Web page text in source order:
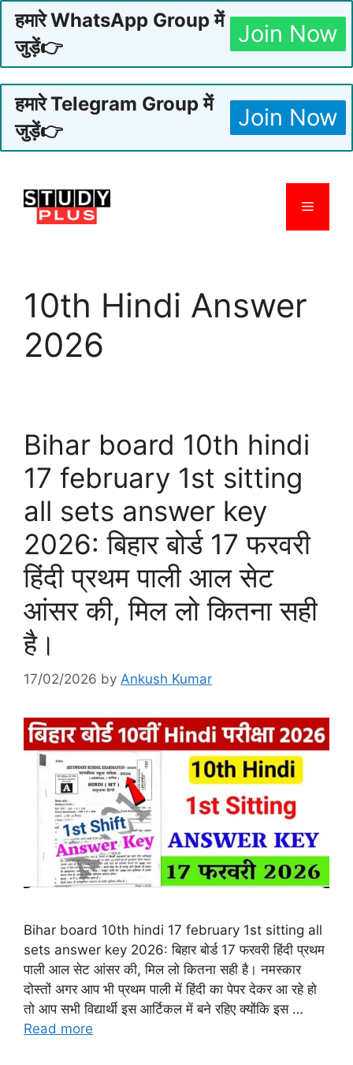
हमारे WhatsApp Group में
जुड़ें👉
Join Now
हमारे Telegram Group में
जुड़ें👉
Join Now
content
Menu
10th Hindi Answer
2026
Bihar board 10th hindi
17 february 1st sitting
all sets answer key
2026: बिहार बोर्ड 17 फरवरी
हिंदी प्रथम पाली आल सेट
आंसर की, मिल लो कितना सही
है।
17/02/2026 by Ankush Kumar
Bihar board 10th hindi 17 february 1st sitting all
sets answer key 2026: बिहार बोर्ड 17 फरवरी हिंदी प्रथम
पाली आल सेट आंसर की, मिल लो कितना सही है। नमस्कार
दोस्तों अगर आप भी प्रथम पाली में हिंदी का पेपर देकर आ रहे हो
तो आप सभी विद्यार्थी इस आर्टिकल में बने रहिए क्योंकि इस …
Read more